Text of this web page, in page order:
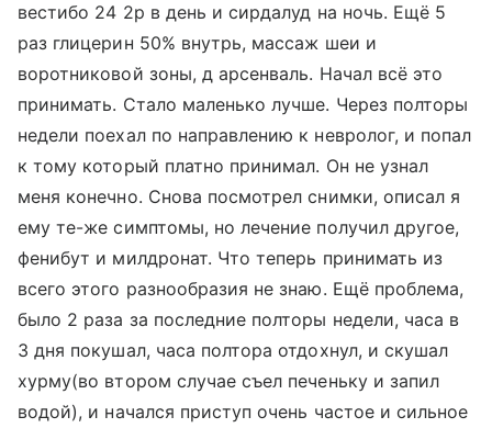
вестибо 24 2р в день и сирдалуд на ночь. Ещё 5
раз глицерин 50% внутрь, массаж шеи и
воротниковой зоны, д арсенваль. Начал всё это
принимать. Стало маленько лучше. Через полторы
недели поехал по направлению к невролог, и попал
к тому который платно принимал. Он не узнал
меня конечно. Снова посмотрел снимки, описал я
ему те-же симптомы, но лечение получил другое,
фенибут и милдронат. Что теперь принимать из
всего этого разнообразия не знаю. Ещё проблема,
было 2 раза за последние полторы недели, часа в
3 дня покушал, часа полтора отдохнул, и скушал
хурму(во втором случае съел печеньку и запил
водой), и начался приступ очень частое и сильное